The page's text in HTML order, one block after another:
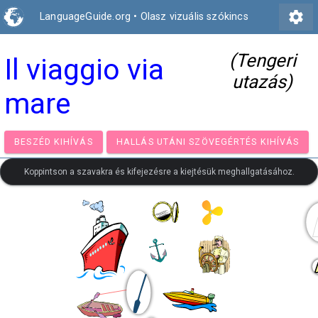
LanguageGuide.org • Olasz vizuális szókincs settings
Il viaggio via
mare
(Tengeri
utazás)
BESZÉD KIHÍVÁS HALLÁS UTÁNI SZÖVEGÉRTÉS
Koppintson a szavakra és kifejezésre a kiejtésük meghallgatásához.